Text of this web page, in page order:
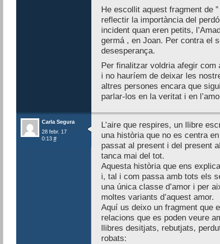
He escollit aquest fragment de
reflectir la importància del
incident quan eren petits,
germá , en Joan. Per contra el
desesperança.
Per finalitzar voldria afegir
i no hauríem de deixar les
altres persones encara que
parlar-los en la veritat i en
Carla Segura
28 febr. 17
0:13 #
L’aire que respires, un llibre
una història que no es centra
passat al present i del present
tanca mai del tot.
Aquesta història que ens
i, tal i com passa amb tots els
una única classe d’amor i per
moltes variants d’aquest amor.
Aquí us deixo un fragment que
relacions que es poden veure
llibres desitjats, rebutjats,
robats: